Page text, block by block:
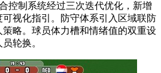
控制系统经过三次迭代优化，新增
视化指引。防守体系引入区域联防
略。球员体力槽和情绪值的双重设
轮换。